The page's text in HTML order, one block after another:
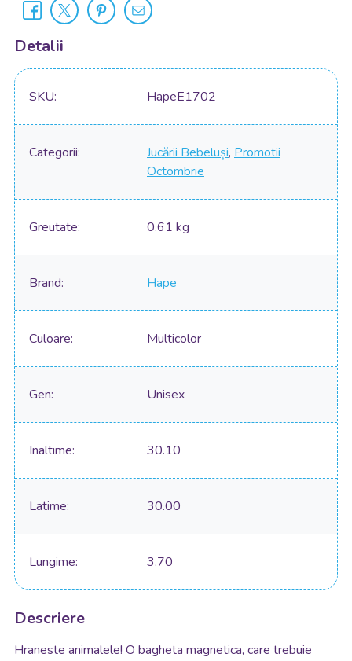
Detalii
SKU HapeE1702
Categorii Jucării Bebeluși, Promotii
Octombrie
Greutate 0.61 kg
Brand Hape
Culoare Multicolor
Gen Unisex
Inaltime 30.10
Latime 30.00
Lungime 3.70
Descriere
Hraneste animalele! O bagheta magnetica, care trebuie